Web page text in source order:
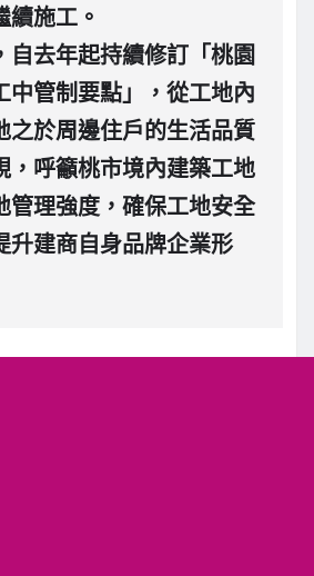
續施工。
自去年起持續修訂「桃園
中管制要點」，從工地內
之於周邊住戶的生活品質
，呼籲桃市境內建築工地
管理強度，確保工地安全
升建商自身品牌企業形